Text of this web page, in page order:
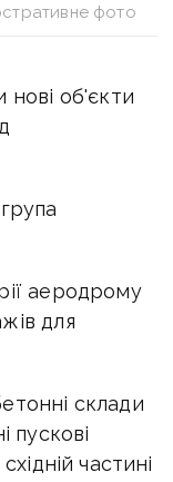
фото
нові об'єкти
аеродрому
для
склади
пускові
частині